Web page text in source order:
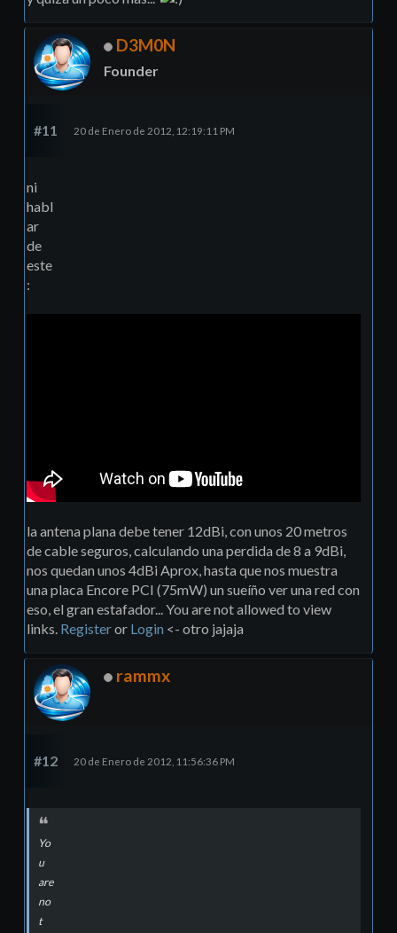
D3M0N
Founder
#11 20 de Enero de 2012, 12:19:11 PM
ni
habl
ar
de
este
:
la antena plana debe tener 12dBi, con unos 20 metros
de cable seguros, calculando una perdida de 8 a 9dBi,
nos quedan unos 4dBi Aprox, hasta que nos muestra
una placa Encore PCI (75mW) un sueíño ver una red con
eso, el gran estafador... You are not allowed to view
links. Registeror Login <- otro jajaja
rammx
#12 20 de Enero de 2012, 11:56:36 PM
Yo
u
are
no
t